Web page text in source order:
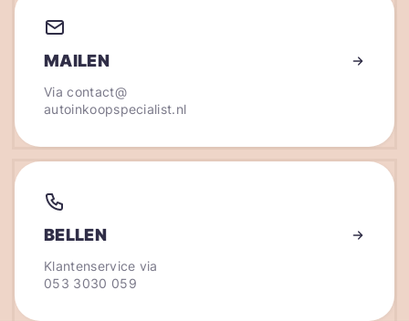
MAILEN
Viacontact@
autoinkoopspecialist.nl
BELLEN
Klantenservice via
053 3030 059